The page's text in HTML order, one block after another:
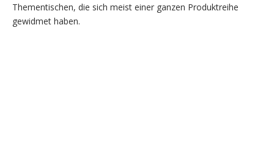
Thementischen, die sich meist einer ganzen Produktreihe
gewidmet haben.